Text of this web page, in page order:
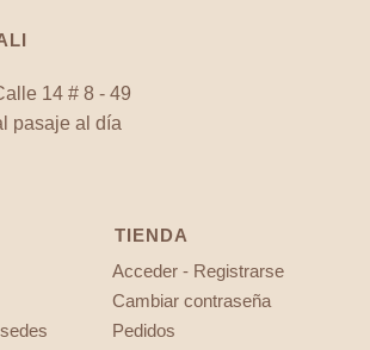
14 # 8 - 49
pasaje al día
TIENDA
Acceder - Registrarse
Cambiar contraseña
Pedidos